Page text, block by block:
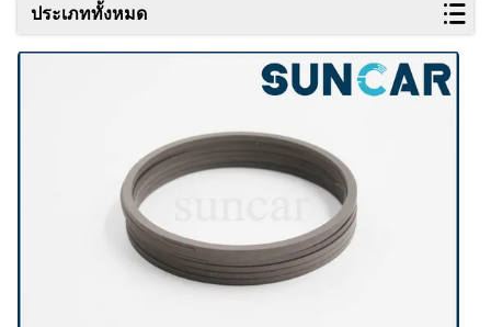
ประเภททั้งหมด